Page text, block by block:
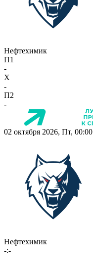
Нефтехимик
П1
-
X
-
П2
-
02 октября 2026, Пт, 00:00
Нефтехимик
-:-